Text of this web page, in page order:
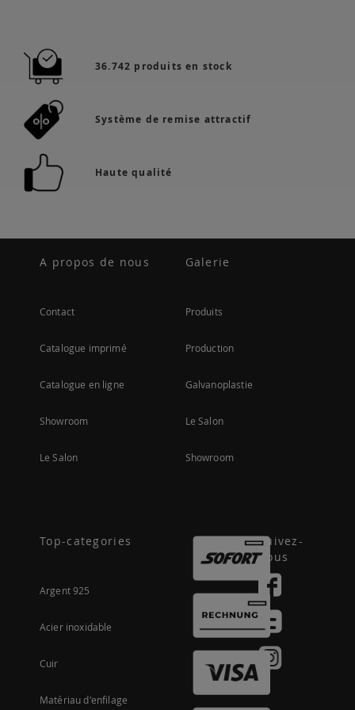
36.742 produits en stock
Système de remise attractif
Haute qualité
A propos de nous
Contact
Catalogue imprimé
Catalogue en ligne
Showroom
Le Salon
Galerie
Produits
Production
Galvanoplastie
Le Salon
Showroom
Top-categories
Argent 925
Acier inoxidable
Cuir
Matériau d'enfilage
Suivez-
nous